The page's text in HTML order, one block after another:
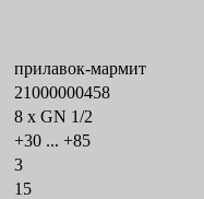
прилавок-мармит
21000000458
8 x GN 1/2
+30 ... +85
3
15